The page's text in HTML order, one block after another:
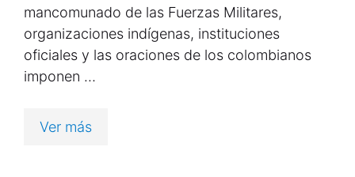
mancomunado de las Fuerzas Militares,
organizaciones indígenas, instituciones
oficiales y las oraciones de los colombianos
imponen …
Ver más